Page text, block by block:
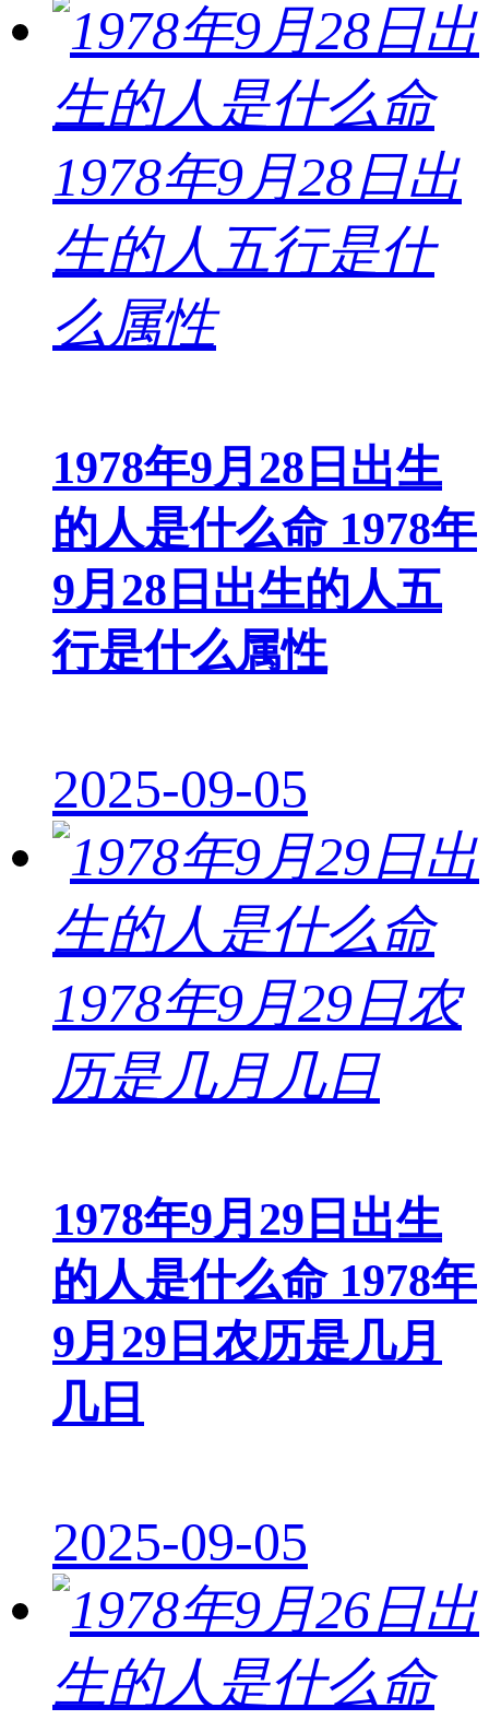
1978年9月28日出生
的人是什么命 1978年
9月28日出生的人五
行是什么属性
2025-09-05
1978年9月29日出生
的人是什么命 1978年
9月29日农历是几月
几日
2025-09-05